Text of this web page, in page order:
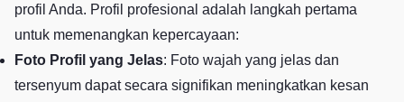
profil Anda. Profil profesional adalah langkah pertama
untuk memenangkan kepercayaan:
Foto Profil yang Jelas: Foto wajah yang jelas dan
tersenyum dapat secara signifikan meningkatkan kesan